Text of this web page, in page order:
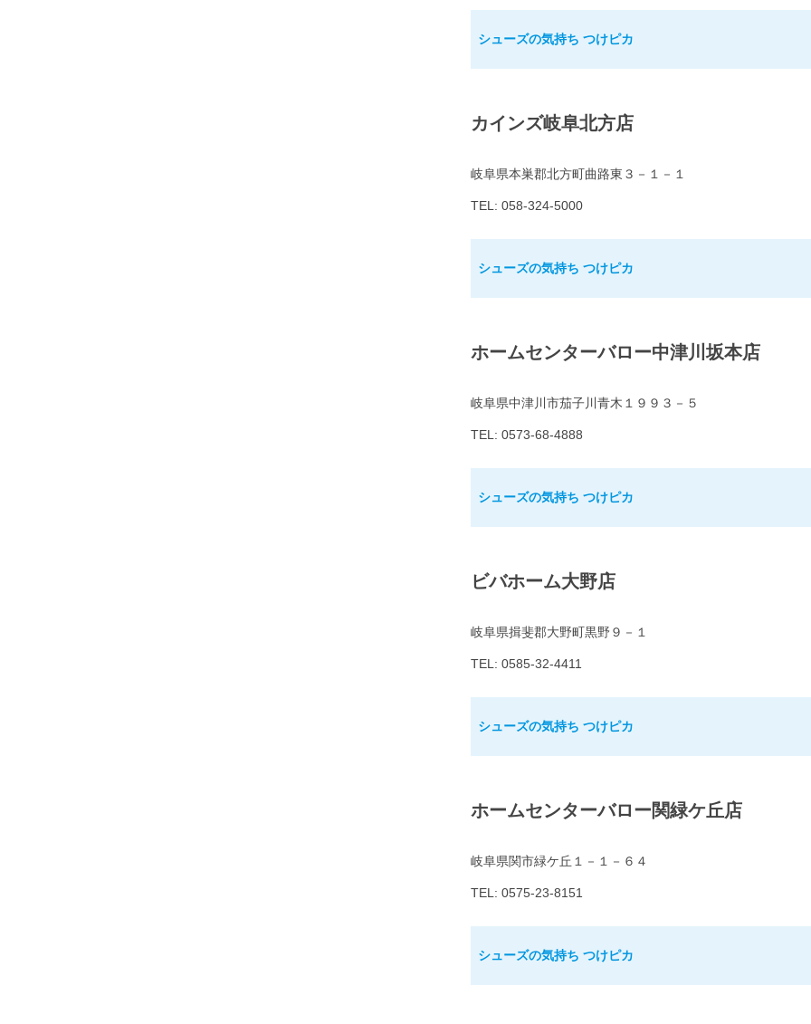
シューズの気持ち つけピカ
カインズ岐阜北方店
岐阜県本巣郡北方町曲路東３－１－１
TEL: 058-324-5000
シューズの気持ち つけピカ
ホームセンターバロー中津川坂本店
岐阜県中津川市茄子川青木１９９３－５
TEL: 0573-68-4888
シューズの気持ち つけピカ
ビバホーム大野店
岐阜県揖斐郡大野町黒野９－１
TEL: 0585-32-4411
シューズの気持ち つけピカ
ホームセンターバロー関緑ケ丘店
岐阜県関市緑ケ丘１－１－６４
TEL: 0575-23-8151
シューズの気持ち つけピカ